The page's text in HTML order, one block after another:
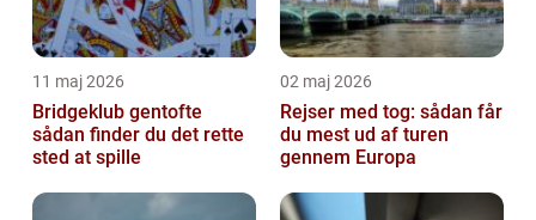
11 maj 2026
Bridgeklub gentofte
sådan finder du det rette
sted at spille
02 maj 2026
Rejser med tog: sådan får
du mest ud af turen
gennem Europa